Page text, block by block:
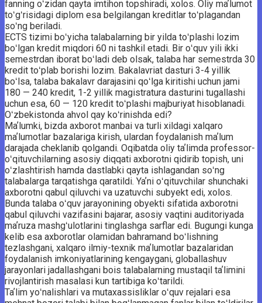
fanning oʻzidan qayta imtihon topshiradi, xolos. Oliy maʼlumot
toʻgʻrisidagi diplom esa belgilangan kreditlar toʻplagandan
soʻng beriladi.
ECTS tizimi boʻyicha talabalarning bir yilda toʻplashi lozim
boʻlgan kredit miqdori 60 ni tashkil etadi. Bir oʻquv yili ikki
semestrdan iborat boʻladi deb ­olsak, talaba har semestrda 30
kredit toʻplab borishi lozim. Bakalavriat dasturi 3-4 yillik
boʻlsa, talaba bakalavr darajasini qoʻlga kiritishi uchun jami
180 — 240 kredit, 1-2 yillik magistra­tura dasturini tugallashi
uchun esa, 60 — 120 kredit toʻplashi majburiyat hisoblanadi.
Oʻzbekistonda ahvol qay koʻrinishda edi?
Maʼlumki, bizda axborot manbai va turli xildagi xalqaro
maʼlumotlar bazalariga kirish, ulardan foydalanish maʼlum
darajada cheklanib qolgandi. Oqibatda oliy taʼlimda professor-
oʻqituvchilarning asosiy diqqati axborotni qidirib topish, uni
oʻzlashtirish hamda dastlabki qayta ishlagandan soʻng
talabalarga tar­qatishga qaratildi. Yaʼni oʻqituvchilar shunchaki
axborotni qabul qiluvchi va uzatuvchi subyekt edi, xolos.
Bunda talaba oʻquv jarayonining obyekti sifatida axborotni
qabul qiluvchi vazifasini bajarar, asosiy vaqtini auditoriyada
maʼruza mashgʻulotlarini tinglashga sarflar edi. Bugungi kunga
kelib esa axborotlar olamidan bahramand boʻlishning
tezlashgani, xalqaro ilmiy-texnik maʼlumotlar bazalaridan
foydalanish imkoniyatlarining kengaygani, globallashuv
jarayonlari jadallashgani bois talabalarning mustaqil taʼlimini
rivojlantirish masalasi kun tartibiga koʻtarildi.
Taʼlim yoʻnalishlari va mutaxassisliklar oʻquv rejalari esa